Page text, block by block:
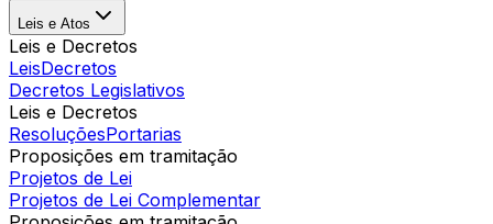
Leis e Atos
Leis e Decretos
LeisDecretos
Decretos Legislativos
Leis e Decretos
ResoluçõesPortarias
Proposições em tramitação
Projetos de Lei
Projetos de Lei Complementar